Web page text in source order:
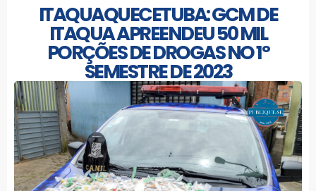
ITAQUAQUECETUBA: GCM DE
ITAQUA APREENDEU 50 MIL
PORÇÕES DE DROGAS NO 1º
SEMESTRE DE 2023